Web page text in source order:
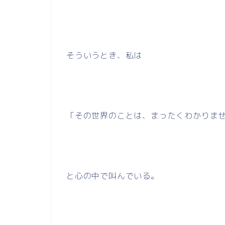
そういうとき、私は
「その世界のことは、まったくわかりま
と心の中で叫んでいる。